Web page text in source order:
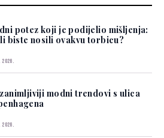
potez koji je podijelio mišljenja:
biste nosili ovakvu torbicu?
2026.
modni trendovi s ulica
2026.